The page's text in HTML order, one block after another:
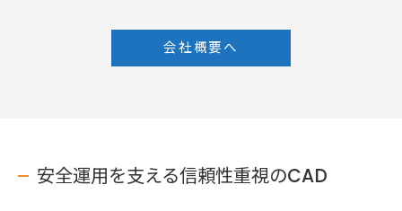
会社概要へ
安全運用を支える信頼性重視のCAD